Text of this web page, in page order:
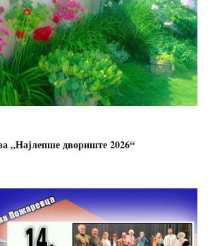
„Најлепше двориште 2026“